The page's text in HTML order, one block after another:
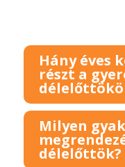
Hány éves
részt a
Milyen
délelőttök?